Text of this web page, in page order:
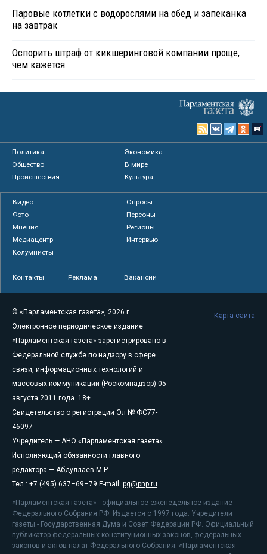
Паровые котлетки с водорослями на обед и запеканка
на завтрак
Оспорить штраф от кикшеринговой компании проще,
чем кажется
Политика
Экономика
Общество
В мире
Происшествия
Культура
Видео
Опросы
Фото
Персоны
Мнения
Регионы
Медиацентр
Интервью
Колумнисты
Контакты Реклама Вакансии
© «Парламентская газета», 2026 г.
Электронное периодическое издание
«Парламентская газета» зарегистрировано в
Федеральной службе по надзору в сфере
связи, информационных технологий и
массовых коммуникаций (Роскомнадзор) 05
августа 2011 года. 18+
Свидетельство о регистрации Эл № ФС77-
46097
Учредитель — АНО «Парламентская газета»
Исполняющий обязанности главного
редактора — Абдуллаев М.Р.
Тел.: +7 (495) 637–69–79 E-mail: pg@pnp.ru
«Парламентская газета» - официальное еженедельное издание
Федерального Собрания РФ. Издается с 1997 года. Учредители
газеты - Государственная Дума и Совет Федерации РФ. Официальный
публикатор федеральных конституционных законов, федеральных
законов и актов палат Федерального Собрания. «Парламентская
Карта сайта